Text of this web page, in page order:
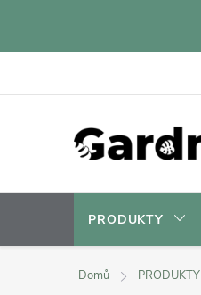
PRODUKTY
Domů PRODUKTY